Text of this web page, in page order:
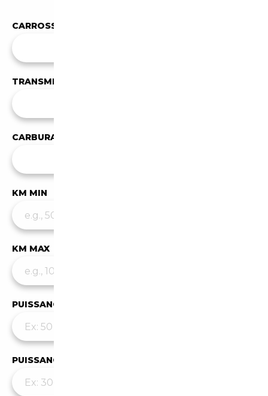
CARROSSERIE
TRANSMISSION
CARBURANT
KM MIN
KM MAX
PUISSANCE MIN
PUISSANCE MAX